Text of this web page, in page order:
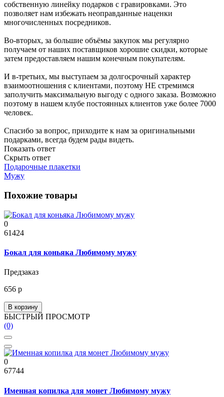
собственную линейку подарков с гравировками. Это
позволяет нам избежать неоправданные наценки
многочисленных посредников.
Во-вторых, за большие объёмы закупок мы регулярно
получаем от наших поставщиков хорошие скидки, которые
затем предоставляем нашим конечным покупателям.
И в-третьих, мы выступаем за долгосрочный характер
взаимоотношения с клиентами, поэтому НЕ стремимся
заполучить максимальную выгоду с одного заказа. Возможно
поэтому в нашем клубе постоянных клиентов уже более 7000
человек.
Спасибо за вопрос, приходите к нам за оригинальными
подарками, всегда будем рады видеть.
Показать ответ
Скрыть ответ
Подарочные плакетки
Мужу
Похожие товары
0
61424
Бокал для коньяка Любимому мужу
Предзаказ
656 р
В корзину
БЫСТРЫЙ ПРОСМОТР
(0)
0
67744
Именная копилка для монет Любимому мужу